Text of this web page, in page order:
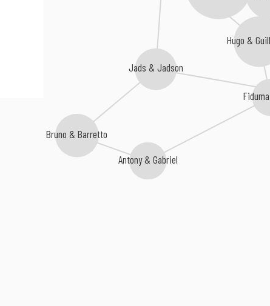
Hugo &
Antony & Gabriel
Jads & Jadson
Bruno & Barretto